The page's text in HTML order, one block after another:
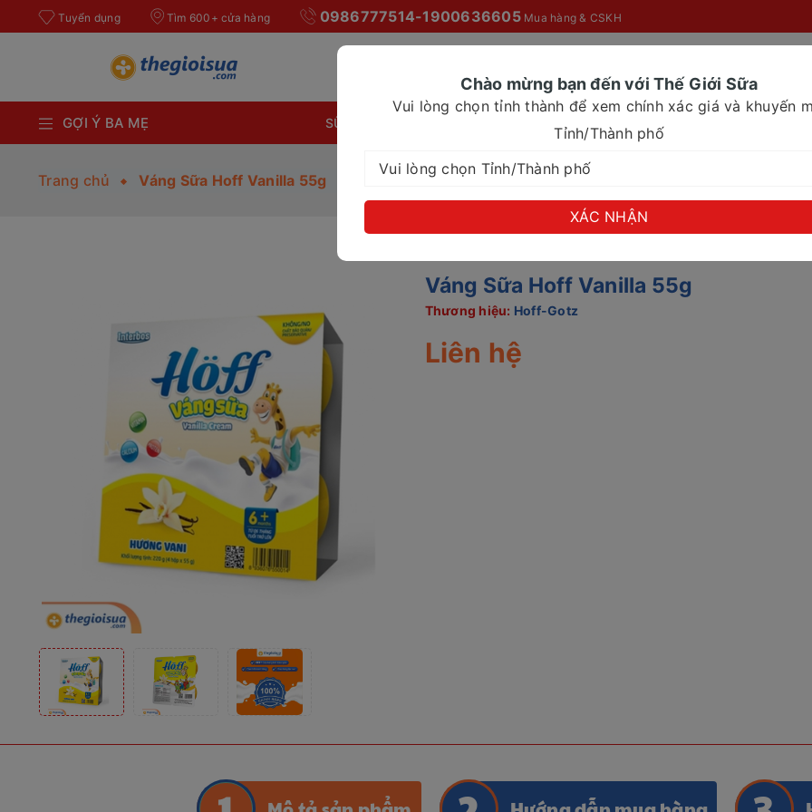
Tuyển dụng Tìm 600+ cửa hàng 0986777514-1900636605Mua hàng & CSKH
GỢI Ý BA MẸ SỮA BỘT CHO MỌI NHÀ SỮA CHO NHU CẦU ĐẶC BIỆT
Trang chủ Váng Sữa Hoff Vanilla 55g
Váng Sữa Hoff Vanilla 55g
Thương hiệu: Hoff-Gotz
Liên hệ
Chào mừng bạn đến với Thế Giới Sữa
Vui lòng chọn tỉnh thành để xem chính xác giá và khuyến
Tỉnh/Thành phố
XÁC NHẬN